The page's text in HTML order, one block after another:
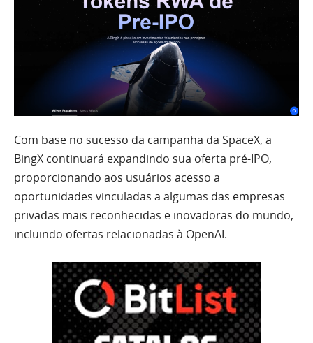
Com base no sucesso da campanha da SpaceX, a
BingX continuará expandindo sua oferta pré-IPO,
proporcionando aos usuários acesso a
oportunidades vinculadas a algumas das empresas
privadas mais reconhecidas e inovadoras do mundo,
incluindo ofertas relacionadas à OpenAI.